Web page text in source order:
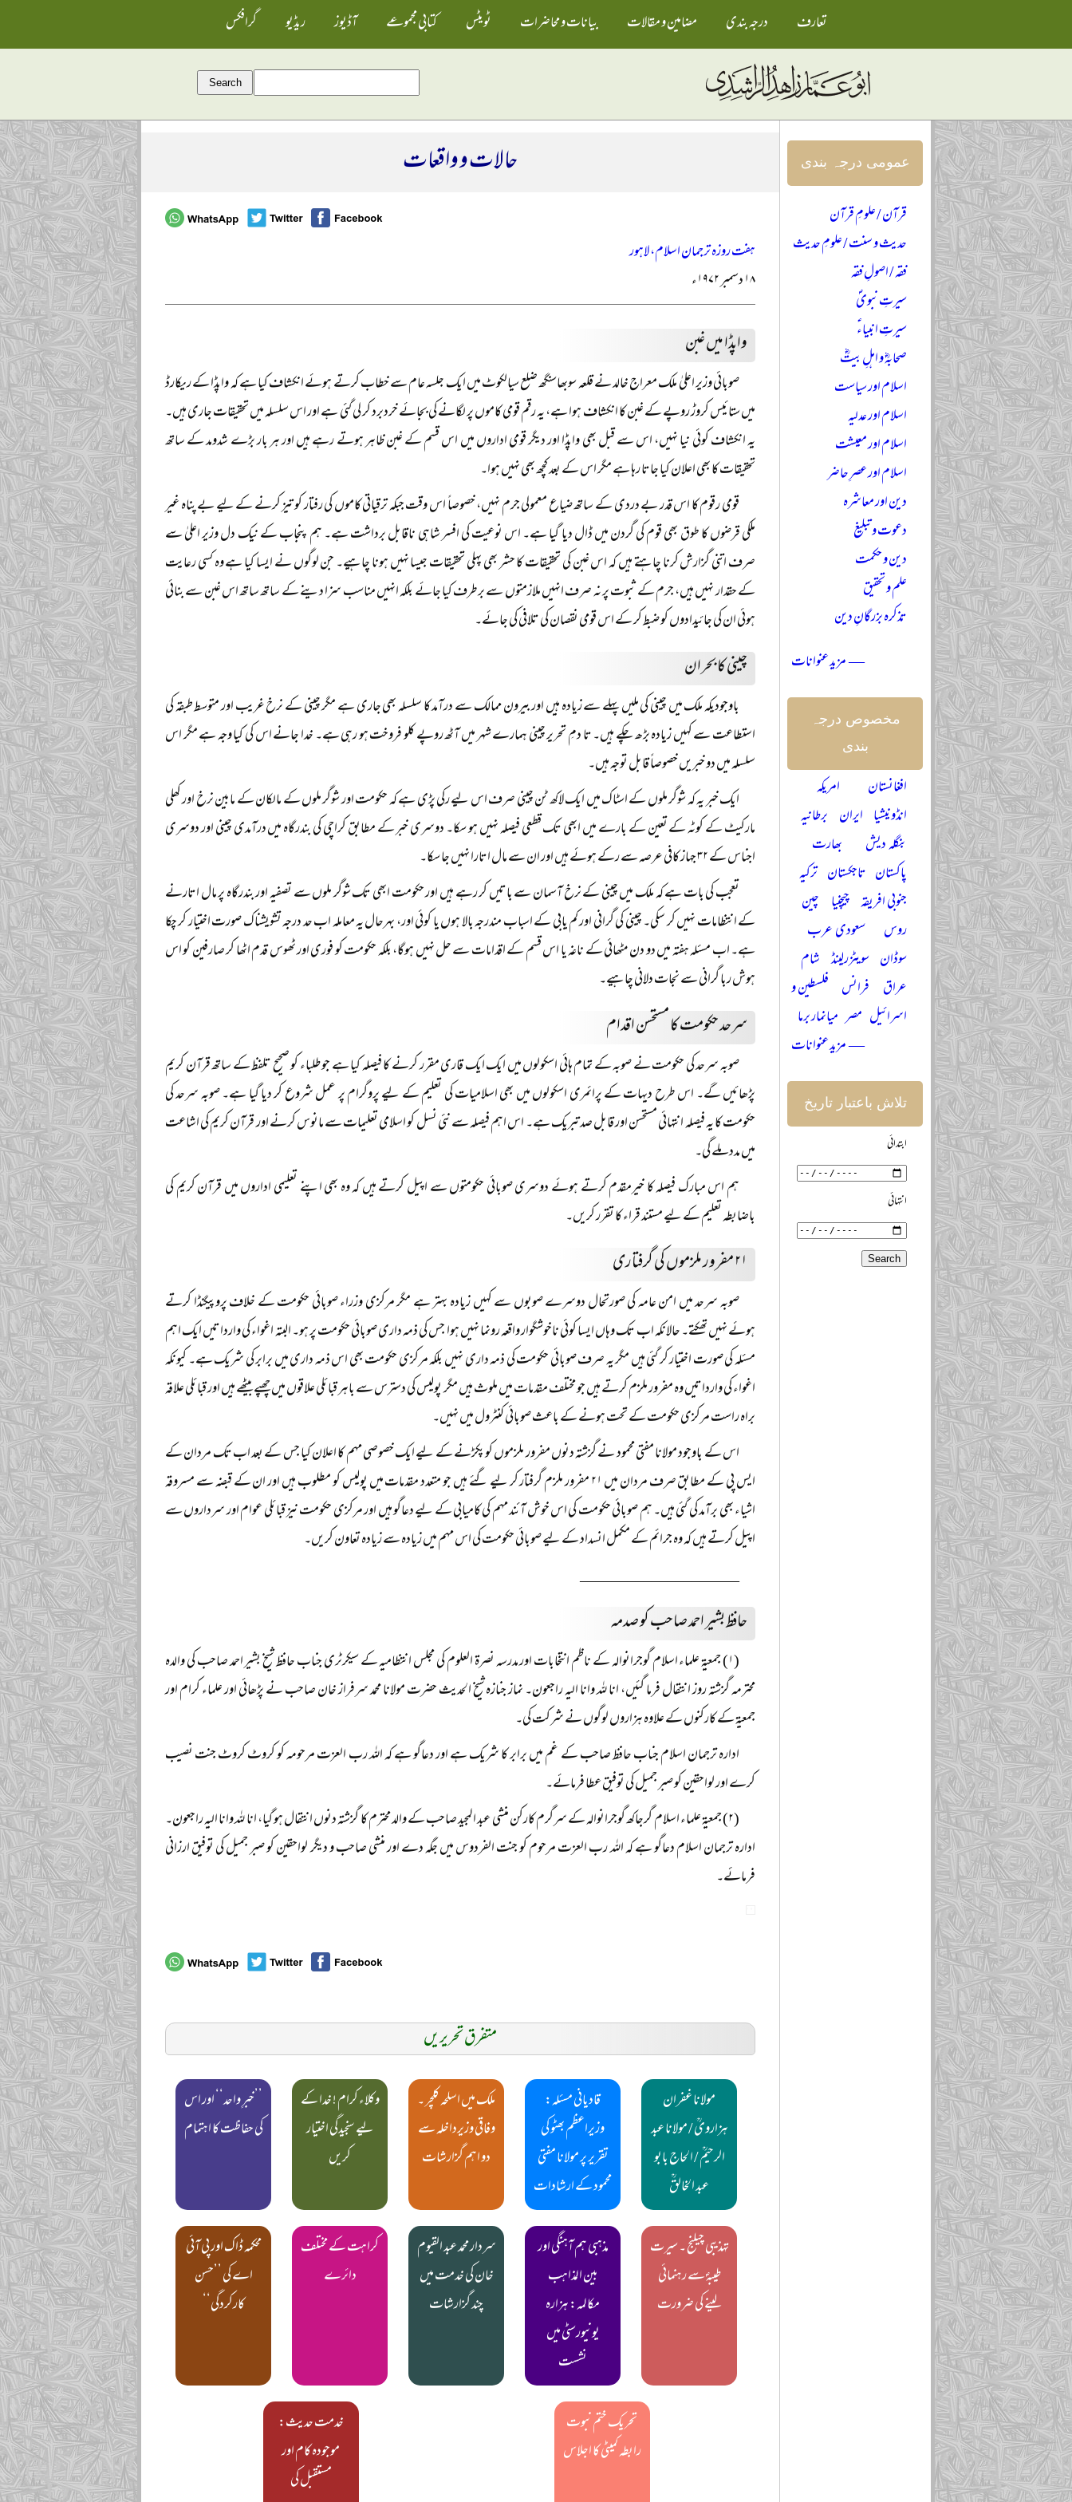
تعارف درجہ بندی مضامین و مقالات بیانات و محاضرات ٹویٹس کتابی مجموعے آڈیوز ریڈیو گرافکس
حالات و واقعات
ہفت روزہ ترجمان اسلام، لاہور
۱۸ دسمبر ۱۹۷۲ء
واپڈا میں غبن
صوبائی وزیر اعلیٰ ملک معراج خالد نے قلعہ سوبھاسنگھ ضلع سیالکوٹ میں ایک جلسہ عام سے خطاب کرتے ہوئے انکشاف کیا ہے کہ واپڈا کے ریکارڈ
میں ستائیس کروڑ روپے کے غبن کا انکشاف ہوا ہے، یہ رقم قومی کاموں پر لگانے کی بجائے خردبرد کر لی گئی ہے اور اس سلسلہ میں تحقیقات جاری ہیں۔
یہ انکشاف کوئی نیا نہیں، اس سے قبل بھی واپڈا اور دیگر قومی اداروں میں اس قسم کے غبن ظاہر ہوتے رہے ہیں اور ہر بار بڑے شدومد کے ساتھ
تحقیقات کا بھی اعلان کیا جاتا رہا ہے مگر اس کے بعد کچھ بھی نہیں ہوا۔
قومی رقوم کا اس قدر بے دردی کے ساتھ ضیاع معمولی جرم نہیں، خصوصاً اس وقت جبکہ ترقیاتی کاموں کی رفتار کو تیز کرنے کے لیے بے پناہ غیر
ملکی قرضوں کا طوق بھی قوم کی گردن میں ڈال دیا گیا ہے۔ اس نوعیت کی افسر شاہی ناقابل برداشت ہے۔ ہم پنجاب کے نیک دل وزیر اعلیٰ سے
صرف اتنی گزارش کرنا چاہتے ہیں کہ اس غبن کی تحقیقات کا حشر بھی پہلی تحقیقات جیسا نہیں ہونا چاہیے۔ جن لوگوں نے ایسا کیا ہے وہ کسی رعایت
کے حقدار نہیں ہیں، جرم کے ثبوت پر نہ صرف انہیں ملازمتوں سے برطرف کیا جائے بلکہ انہیں مناسب سزا دینے کے ساتھ ساتھ اس غبن سے بنائی
ہوئی ان کی جائیدادوں کو ضبط کر کے اس قومی نقصان کی تلافی کی جائے۔
چینی کا بحران
باوجودیکہ ملک میں چینی کی ملیں پہلے سے زیادہ ہیں اور بیرون ممالک سے درآمد کا سلسلہ بھی جاری ہے مگر چینی کے نرخ غریب اور متوسط طبقہ کی
استطاعت سے کہیں زیادہ بڑھ چکے ہیں۔ تا دمِ تحریر چینی ہمارے شہر میں آٹھ روپے کلو فروخت ہو رہی ہے۔ خدا جانے اس کی کیا وجہ ہے مگر اس
سلسلہ میں دو خبریں خصوصاً قابل توجہ ہیں۔
ایک خبر یہ کہ شوگر ملوں کے اسٹاک میں ایک لاکھ ٹن چینی صرف اس لیے رکی پڑی ہے کہ حکومت اور شوگر ملوں کے مالکان کے مابین نرخ اور کھلی
مارکیٹ کے کوٹہ کے تعین کے بارے میں ابھی تک قطعی فیصلہ نہیں ہو سکا۔ دوسری خبر کے مطابق کراچی کی بندرگاہ میں درآمدی چینی اور دوسری
اجناس کے ۳۲ جہاز کافی عرصہ سے رکے ہوئے ہیں اور ان سے مال اتارا نہیں جا سکا۔
تعجب کی بات ہے کہ ملک میں چینی کے نرخ آسمان سے باتیں کر رہے ہیں اور حکومت ابھی تک شوگر ملوں سے تصفیہ اور بندرگاہ پر مال اتارنے
کے انتظامات نہیں کر سکی۔ چینی کی گرانی اور کم یابی کے اسباب مندرجہ بالا ہوں یا کوئی اور، بہرحال یہ معاملہ اب حد درجہ تشویشناک صورت اختیار کر چکا
ہے۔ اب مسئلہ ہفتہ میں دو دن مٹھائی کے ناغہ یا اس قسم کے اقدامات سے حل نہیں ہوگا، بلکہ حکومت کو فوری اور ٹھوس قدم اٹھا کر صارفین کو اس
ہوش ربا گرانی سے نجات دلانی چاہیے۔
سرحد حکومت کا مستحسن اقدام
صوبہ سرحد کی حکومت نے صوبہ کے تمام ہائی اسکولوں میں ایک ایک قاری مقرر کرنے کا فیصلہ کیا ہے جو طلباء کو صحیح تلفظ کے ساتھ قرآن کریم
پڑھائیں گے۔ اس طرح دیہات کے پرائمری اسکولوں میں بھی اسلامیات کی تعلیم کے لیے پروگرام پر عمل شروع کر دیا گیا ہے۔ صوبہ سرحد کی
حکومت کا یہ فیصلہ انتہائی مستحسن اور قابل صد تبریک ہے۔ اس اہم فیصلہ سے نئی نسل کو اسلامی تعلیمات سے مانوس کرنے اور قرآن کریم کی اشاعت
میں مدد ملے گی۔
ہم اس مبارک فیصلہ کا خیرمقدم کرتے ہوئے دوسری صوبائی حکومتوں سے اپیل کرتے ہیں کہ وہ بھی اپنے تعلیمی اداروں میں قرآن کریم کی
باضابطہ تعلیم کے لیے مستند قراء کا تقرر کریں۔
۲۱ مفرور ملزموں کی گرفتاری
صوبہ سرحد میں امن عامہ کی صورتحال دوسرے صوبوں سے کہیں زیادہ بہتر ہے مگر مرکزی وزراء صوبائی حکومت کے خلاف پروپیگنڈا کرتے
ہوئے نہیں تھکتے۔ حالانکہ اب تک وہاں ایسا کوئی ناخوشگوار واقعہ رونما نہیں ہوا جس کی ذمہ داری صوبائی حکومت پر ہو۔ البتہ اغواء کی وارداتیں ایک اہم
مسئلہ کی صورت اختیار کر گئی ہیں مگر یہ صرف صوبائی حکومت کی ذمہ داری نہیں بلکہ مرکزی حکومت بھی اس ذمہ داری میں برابر کی شریک ہے۔ کیونکہ
اغواء کی وارداتیں وہ مفرور ملزم کرتے ہیں جو مختلف مقدمات میں ملوث ہیں مگر پولیس کی دسترس سے باہر قبائلی علاقوں میں چھپے بیٹھے ہیں اور قبائلی علاقہ
براہ راست مرکزی حکومت کے تحت ہونے کے باعث صوبائی کنٹرول میں نہیں۔
اس کے باوجود مولانا مفتی محمود نے گزشتہ دنوں مفرور ملزموں کو پکڑنے کے لیے ایک خصوصی مہم کا اعلان کیا جس کے بعد اب تک مردان کے
ایس پی کے مطابق صرف مردان میں ۲۱ مفرور ملزم گرفتار کر لیے گئے ہیں جو متعدد مقدمات میں پولیس کو مطلوب ہیں اور ان کے قبضہ سے مسروقہ
اشیاء بھی برآمد کی گئی ہیں۔ ہم صوبائی حکومت کی اس خوش آئند مہم کی کامیابی کے لیے دعاگو ہیں اور مرکزی حکومت نیز قبائلی عوام اور سرداروں سے
اپیل کرتے ہیں کہ وہ جرائم کے مکمل انسداد کے لیے صوبائی حکومت کی اس مہم میں زیادہ سے زیادہ تعاون کریں۔
____________________
حافظ بشیر احمد صاحب کو صدمہ
(۱) جمعیۃ علماء اسلام گوجرانوالہ کے ناظم انتخابات اور مدرسہ نصرۃ العلوم کی مجلس انتظامیہ کے سیکرٹری جناب حافظ شیخ بشیر احمد صاحب کی والدہ
محترمہ گزشتہ روز انتقال فرما گئیں، انا للہ وانا الیہ راجعون۔ نماز جنازہ شیخ الحدیث حضرت مولانا محمد سرفراز خان صاحب نے پڑھائی اور علماء کرام اور
جمعیۃ کے کارکنوں کے علاوہ ہزاروں لوگوں نے شرکت کی۔
ادارہ ترجمان اسلام جناب حافظ صاحب کے غم میں برابر کا شریک ہے اور دعاگو ہے کہ اللہ رب العزت مرحومہ کو کروٹ کروٹ جنت نصیب
کرے اور لواحقین کو صبر جمیل کی توفیق عطا فرمائے۔
(۲) جمعیۃ علماء اسلام گرجاکھ گوجرانوالہ کے سرگرم کارکن منشی عبد المجید صاحب کے والد محترم کا گزشتہ دنوں انتقال ہو گیا، انا للہ وانا الیہ راجعون۔
ادارہ ترجمان اسلام دعاگو ہے کہ اللہ رب العزت مرحوم کو جنت الفردوس میں جگہ دے اور منشی صاحب و دیگر لواحقین کو صبر جمیل کی توفیق ارزانی
فرمائے۔
متفرق تحریریں
مولانا غفران
ہزارویؒ / مولانا عبد
الرحیمؒ / الحاج بابو
عبد الخالقؒ
قادیانی مسئلہ:
وزیراعظم بھٹو کی
تقریر پر مولانا مفتی
محمود کے ارشادات
ملک میں اسلحہ کلچر ۔
وفاقی وزیرداخلہ سے
دو اہم گزارشات
وکلاء کرام ! خدا کے
لیے سنجیدگی اختیار
کریں
’’خبرِ واحد‘‘ اور اس
کی حفاظت کا اہتمام
تہذیبی چیلنج ۔ سیرت
طیبہؐ سے رہنمائی
لینے کی ضرورت
مذہبی ہم آہنگی اور
بین المذاہب
مکالمہ: ہزارہ
یونیورسٹی میں
نشست
سردار محمد عبد القیوم
خان کی خدمت میں
چند گزارشات
کراہت کے مختلف
دائرے
محکمہ ڈاک اور پی آئی
اے کی ’’حسن
کارکردگی‘‘
تحریک ختم نبوت
رابطہ کمیٹی کا اجلاس
خدمت حدیث:
موجودہ کام اور
مستقبل کی
عمومی درجہ بندی
قرآن / علومِ قرآن
حدیث و سنت / علومِ حدیث
فقہ / اصولِ فقہ
سیرتِ نبویؐ
سیرتِ انبیاءؑ
صحابہؓ و اہلِ بیتؓ
اسلام اور سیاست
اسلام اور عدلیہ
اسلام اور معیشت
اسلام اور عصرِ حاضر
دین اور معاشرہ
دعوت و تبلیغ
دین و حکمت
علم و تحقیق
تذکرہ بزرگانِ دین
— مزید عنوانات
مخصوص درجہ
بندی
افغانستان
امریکہ
انڈونیشیا ایران برطانیہ
بنگلہ دیش
بھارت
پاکستان تاجکستان ترکیہ
جنوبی افریقہ چیچنیا چین
روس
سعودی عرب
سوڈان سویٹزرلینڈ شام
عراق فرانس فلسطین و
اسرائیل مصر میانمار برما
— مزید عنوانات
تلاش باعتبار تاریخ
ابتدائی
انتہائی